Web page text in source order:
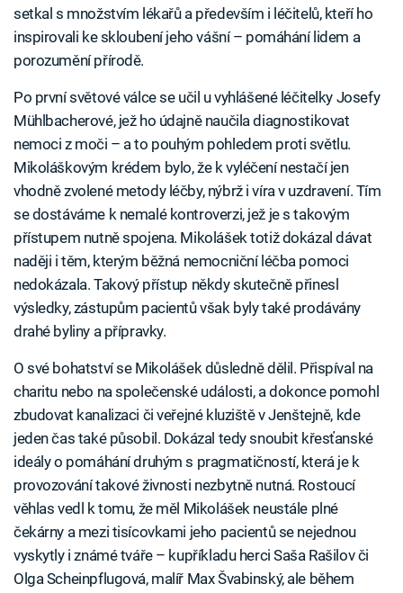
setkal s množstvím lékařů a především i léčitelů, kteří ho
inspirovali ke skloubení jeho vášní – pomáhání lidem a
porozumění přírodě.
Po první světové válce se učil u vyhlášené léčitelky Josefy
Mühlbacherové, jež ho údajně naučila diagnostikovat
nemoci z moči – a to pouhým pohledem proti světlu.
Mikoláškovým krédem bylo, že k vyléčení nestačí jen
vhodně zvolené metody léčby, nýbrž i víra v uzdravení. Tím
se dostáváme k nemalé kontroverzi, jež je s takovým
přístupem nutně spojena. Mikolášek totiž dokázal dávat
naději i těm, kterým běžná nemocniční léčba pomoci
nedokázala. Takový přístup někdy skutečně přinesl
výsledky, zástupům pacientů však byly také prodávány
drahé byliny a přípravky.
O své bohatství se Mikolášek důsledně dělil. Přispíval na
charitu nebo na společenské události, a dokonce pomohl
zbudovat kanalizaci či veřejné kluziště v Jenštejně, kde
jeden čas také působil. Dokázal tedy snoubit křesťanské
ideály o pomáhání druhým s pragmatičností, která je k
provozování takové živnosti nezbytně nutná. Rostoucí
věhlas vedl k tomu, že měl Mikolášek neustále plné
čekárny a mezi tisícovkami jeho pacientů se nejednou
vyskytly i známé tváře – kupříkladu herci Saša Rašilov či
Olga Scheinpflugová, malíř Max Švabinský, ale během